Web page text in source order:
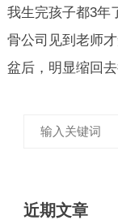
我生完孩子都3年
骨公司见到老师
盆后，明显缩回
近期文章